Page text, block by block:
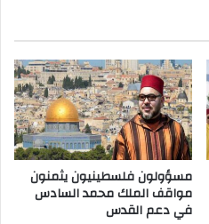
مسؤولون فلسطينيون يثمنون
مواقف الملك محمد السادس
في دعم القدس